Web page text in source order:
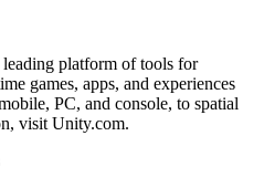
platform of tools for
games, apps, and experiences
PC, and console, to spatial
visit Unity.com.